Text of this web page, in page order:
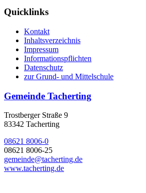
Quicklinks
Kontakt
Inhaltsverzeichnis
Impressum
Informationspflichten
Datenschutz
zur Grund- und Mittelschule
Gemeinde Tacherting
Trostberger Straße 9
83342 Tacherting
08621 8006-0
08621 8006-25
gemeinde@tacherting.de
www.tacherting.de